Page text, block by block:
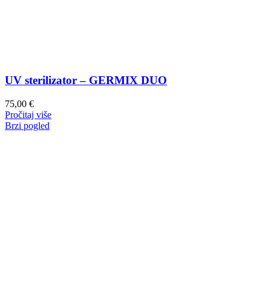
UV sterilizator – GERMIX DUO
75,00 €
Pročitaj više
Brzi pogled